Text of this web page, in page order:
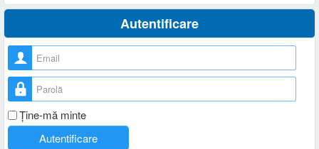
Autentificare
Nume utilizator
Parolă
Ţine-mă minte
Autentificare